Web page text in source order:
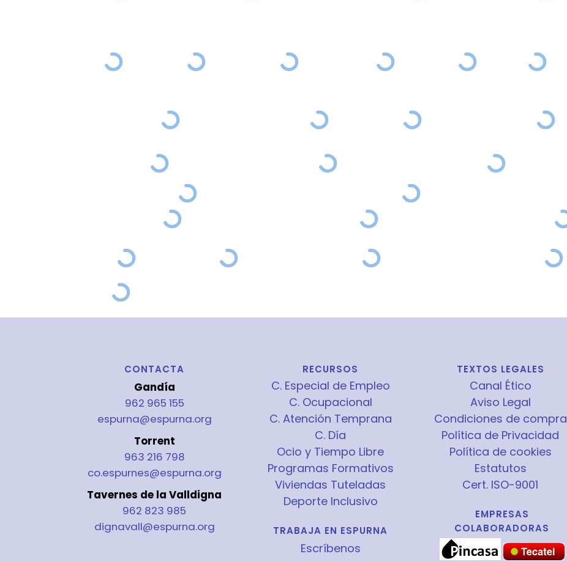
CONTACTA
Gandía
962 965 155
espurna@espurna.org
Torrent
963 216 798
co.espurnes@espurna.org
Tavernes de la Valldigna
962 823 985
dignavall@espurna.org
RECURSOS
C. Especial de Empleo
C. Ocupacional
C. Atención Temprana
C. Día
Ocio y Tiempo Libre
Programas Formativos
Viviendas Tuteladas
Deporte Inclusivo
TRABAJA EN ESPURNA
Escríbenos
TEXTOS LEGALES
Canal Ético
Aviso Legal
Condiciones de compra
Política de Privacidad
Política de cookies
Estatutos
Cert. ISO-9001
EMPRESAS
COLABORADORAS